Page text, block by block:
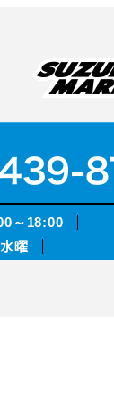
～18:00
曜